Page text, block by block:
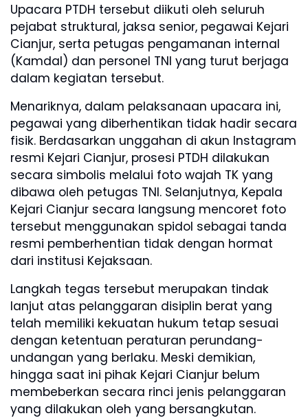
Upacara PTDH tersebut diikuti oleh seluruh
pejabat struktural, jaksa senior, pegawai Kejari
Cianjur, serta petugas pengamanan internal
(Kamdal) dan personel TNI yang turut berjaga
dalam kegiatan tersebut.
Menariknya, dalam pelaksanaan upacara ini,
pegawai yang diberhentikan tidak hadir secara
fisik. Berdasarkan unggahan di akun Instagram
resmi Kejari Cianjur, prosesi PTDH dilakukan
secara simbolis melalui foto wajah TK yang
dibawa oleh petugas TNI. Selanjutnya, Kepala
Kejari Cianjur secara langsung mencoret foto
tersebut menggunakan spidol sebagai tanda
resmi pemberhentian tidak dengan hormat
dari institusi Kejaksaan.
Langkah tegas tersebut merupakan tindak
lanjut atas pelanggaran disiplin berat yang
telah memiliki kekuatan hukum tetap sesuai
dengan ketentuan peraturan perundang-
undangan yang berlaku. Meski demikian,
hingga saat ini pihak Kejari Cianjur belum
membeberkan secara rinci jenis pelanggaran
yang dilakukan oleh yang bersangkutan.